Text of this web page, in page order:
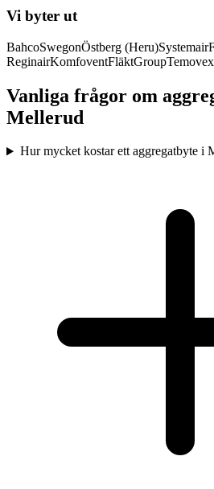
Vi byter ut
BahcoSwegonÖstberg (Heru)Systemair
ReginairKomfoventFläktGroupTemovex
Vanliga frågor om
Mellerud
Hur mycket kostar ett aggregatbyte i